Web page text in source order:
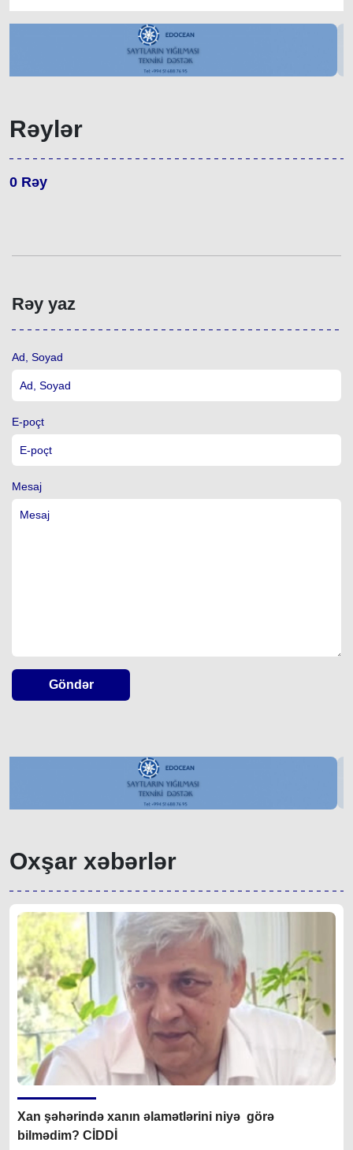
Rəylər
0 Rəy
Rəy yaz
Ad, Soyad
E-poçt
Mesaj
Göndər
Oxşar xəbərlər
Xan şəhərində xanın əlamətlərini niyə görə
bilmədim? CİDDİ